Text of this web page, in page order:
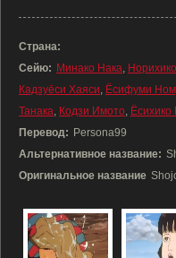
Страна:
Сейю: Минако Нака,
Кадзуёси Хаяси, Ёсифуми
Танака, Кодзи Имото,
Перевод: Persona99
Альтернативное название:
Оригинальное название